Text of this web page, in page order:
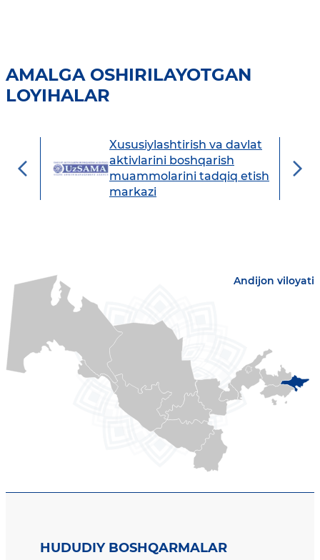
AMALGA OSHIRILAYOTGAN
LOYIHALAR
Xususiylashtirish va davlat
aktivlarini boshqarish
muammolarini tadqiq etish
markazi
Andijon viloyati
HUDUDIY BOSHQARMALAR